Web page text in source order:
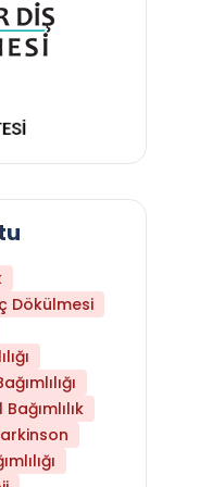
Dökülmesi